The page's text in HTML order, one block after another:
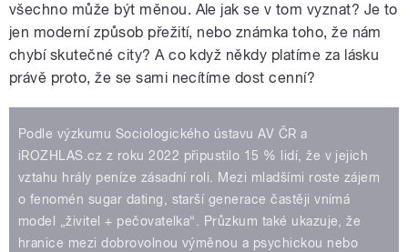
všechno může být měnou. Ale jak se v tom vyznat? Je to
jen moderní způsob přežití, nebo známka toho, že nám
chybí skutečné city? A co když někdy platíme za lásku
právě proto, že se sami necítíme dost cenní?
Podle výzkumu Sociologického ústavu AV ČR a
iROZHLAS.cz z roku 2022 připustilo 15 % lidí, že v jejich
vztahu hrály peníze zásadní roli. Mezi mladšími roste zájem
o fenomén sugar dating, starší generace častěji vnímá
model „živitel + pečovatelka“. Průzkum také ukazuje, že
hranice mezi dobrovolnou výměnou a psychickou nebo